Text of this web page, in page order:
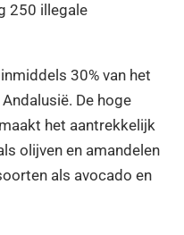
250 illegale
30% van het
De hoge
het aantrekkelijk
olijven en amandelen
als avocado en